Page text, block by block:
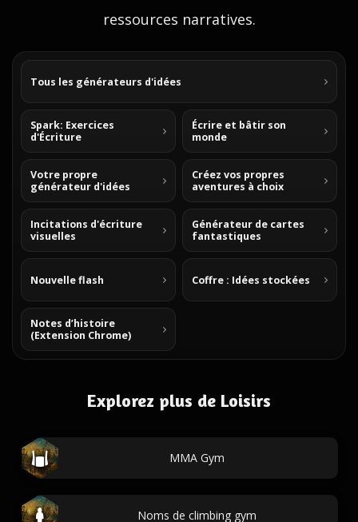
ressources narratives.
Tous les générateurs d'idées
Spark: Exercices
d'Écriture
Écrire et bâtir son
monde
Votre propre
générateur d'idées
Créez vos propres
aventures à choix
Incitations d'écriture
visuelles
Générateur de cartes
fantastiques
Nouvelle flash Coffre : Idées stockées
Notes d’histoire
(Extension Chrome)
Explorez plus de Loisirs
MMA Gym
Noms de climbing gym